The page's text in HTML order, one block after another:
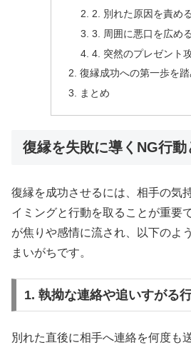
2. 別れた原因を責める
3. 周囲に悪口を広める
4. 突然のプレゼント
復縁成功への第一歩を
まとめ
復縁を失敗に導くNG行動
復縁を成功させるには、相手の気
イミングと行動を取ることが重要
が焦りや感情に流され、以下のよ
まいがちです。
1. 執拗な連絡や追いすがる
別れた直後に相手へ連絡を何度も